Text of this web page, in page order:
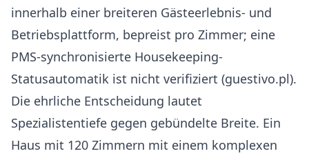
innerhalb einer breiteren Gästeerlebnis- und
Betriebsplattform, bepreist pro Zimmer; eine
PMS-synchronisierte Housekeeping-
Statusautomatik ist nicht verifiziert (guestivo.pl).
Die ehrliche Entscheidung lautet
Spezialistentiefe gegen gebündelte Breite. Ein
Haus mit 120 Zimmern mit einem komplexen